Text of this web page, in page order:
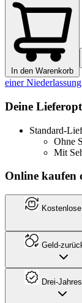
In den Warenkorb
einer Niederlassung
Deine
Standard-
Ohne
Mit
Online kaufen
Geld-
Drei-